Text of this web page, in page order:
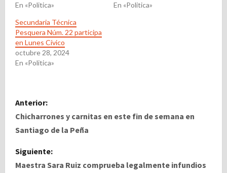
En «Politica»
En «Politica»
Secundaria Técnica
Pesquera Núm. 22 participa
en Lunes Cívico
octubre 28, 2024
En «Politica»
N
a
e
Anterior:
Chicharrones y carnitas en este fin de semana en
Santiago de la Peña
Siguiente:
Maestra Sara Ruiz comprueba legalmente infundios